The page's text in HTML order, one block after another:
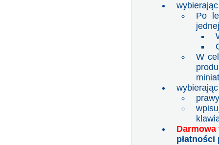
Po
W
Darmowa
płatności